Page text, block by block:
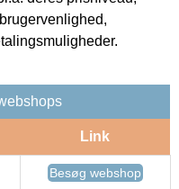
Link
Besøg webshop